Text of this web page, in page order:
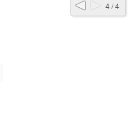
4 / 4